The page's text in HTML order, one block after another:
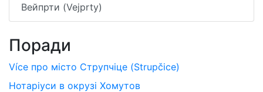
Вейпрти (Vejprty)
Поради
Více про місто Струпчіце (Strupčice)
Нотаріуси в окрузі Хомутов